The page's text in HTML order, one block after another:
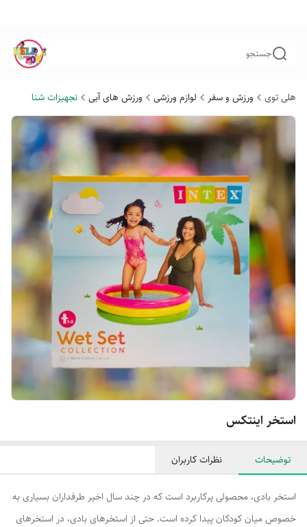
جستجو
هلی توی ورزش و سفر لوازم ورزشی ورزش های آبی نجهیزات شنا
استخر اینتکس
توضیحات نظرات کاربران
استخر بادی، محصولی پرکاربرد است که در چند سال اخیر طرفداران بسیاری به
خصوص میان کودکان پیدا کرده است. حتی از استخرهای بادی، در استخرهای